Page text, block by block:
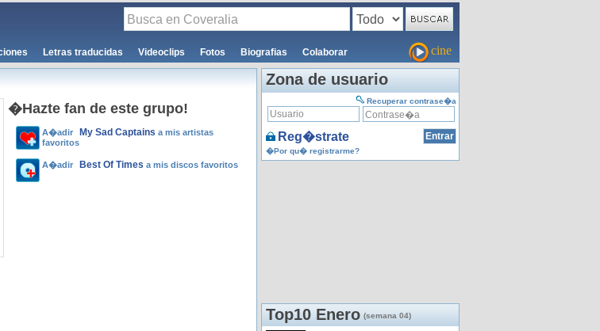
Letras traducidas Videoclips Fotos Biografias Colaborar cine
�Hazte fan de este grupo!
A�adir My Sad Captains a mis artistas
favoritos
A�adir Best Of Times a mis discos favoritos
Zona de usuario
Recuperar contrase�a
Reg�strate
�Por qu� registrarme?
Top10 Enero (semana 04)